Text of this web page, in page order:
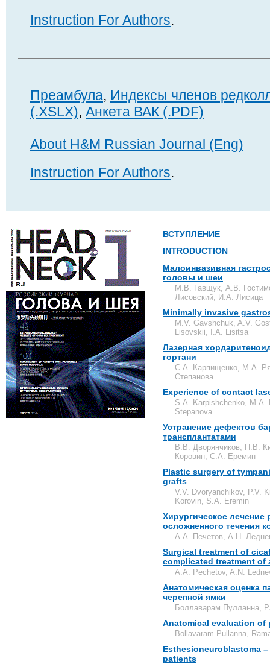
Instruction For Authors.
Преамбула, Индексы членов
(.XSLX), Анкета ВАК (.PDF)
About H&M Russian Journal (Eng)
Instruction For Authors.
ВСТУПЛЕНИЕ
INTRODUCTION
Малоинвазивная
головы и шеи
М.В. Гавщук, А.В.
Лисовский, И.А. Лисица
Minimally invasive
M.V. Gavshchuk, A.V.
Lisovskii, I.A. Lisitsa
Лазерная
гортани
С.А. Карпищенко, М.А.
Степанова
Experience of contact
S.A. Karpishchenko, M.A.
Stepanova
Устранение дефектов
трансплантатами
В.В. Дворянчиков, П.В.
Коровин, С.А. Еремин
Plastic surgery of
grafts
V.V. Dvoryanchikov, P.V.
Korovin, S.A. Eremin
Хирургическое лечение
осложненного течения
А.А. Печетов, А.Н.
Surgical treatment of
complicated treatment
A.A. Pechetov, A.N.
Анатомическая оценка
черепной ямки
Боллаварам Пулланна,
Anatomical evaluation of
Bollavaram Pullanna,
Esthesioneuroblastoma
patients